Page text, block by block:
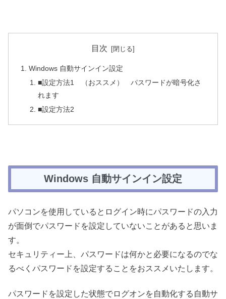
目次
Windows 自動サインイン設定
■設定方法1 （おススメ） パスワードが暗号化さ
れます
■設定方法2
Windows 自動サインイン設定
パソコンを使用しているとログイン時にパスワードの入力
が面倒でパスワードを設定していないことがあると思いま
す。
セキュリティー上、パスワードは何かと必要になるのでな
るべくパスワードを設定することをおススメいたします。
パスワードを設定した状態でログオンを自動化する自動サ